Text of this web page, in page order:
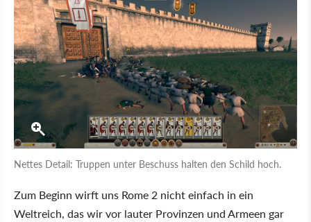
Nettes Detail: Truppen unter Beschuss halten den Schild hoch.
Zum Beginn wirft uns Rome 2 nicht einfach in ein
Weltreich, das wir vor lauter Provinzen und Armeen gar